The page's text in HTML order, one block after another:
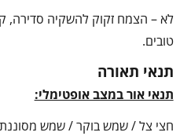
לא – הצמח זקוק להשקיה סדירה,
טובים.
תנאי תאורה
תנאי אור במצב אופטימלי:
חצי צל / שמש בוקר / שמש